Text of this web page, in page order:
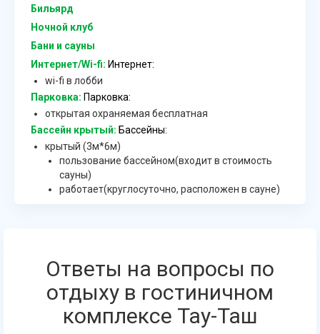
Бильярд
Ночной клуб
Бани и сауны
Интернет/Wi-fi: Интернет:
wi-fi в лобби
Парковка: Парковка:
открытая охраняемая бесплатная
Бассейн крытый: Бассейны:
крытый (3м*6м)
пользование бассейном(входит в стоимость
сауны)
работает(круглосуточно, расположен в сауне)
Ответы на вопросы по
отдыху в гостиничном
комплексе Тау-Таш